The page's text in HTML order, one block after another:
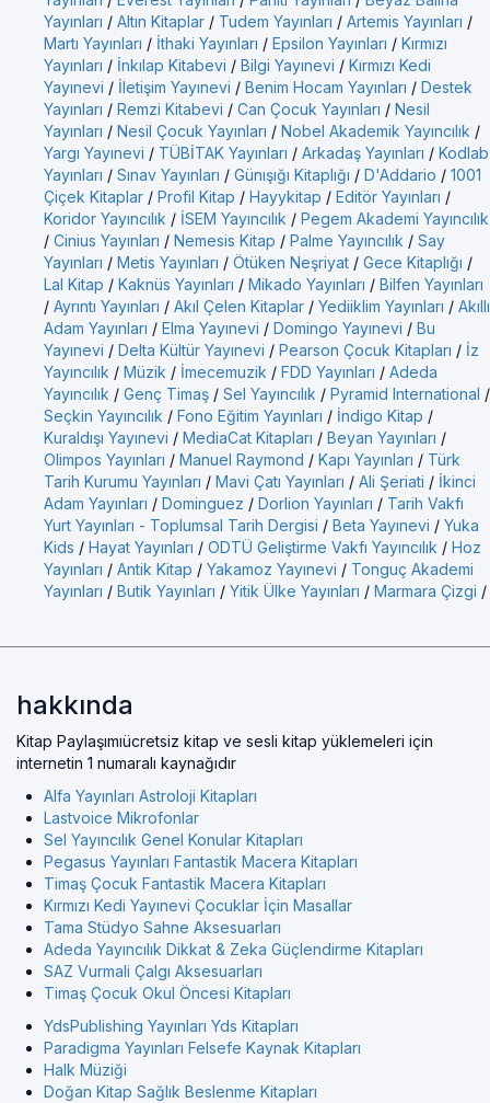
Yayınları / Altın Kitaplar / Tudem Yayınları / Artemis Yayınları /
Martı Yayınları / İthaki Yayınları / Epsilon Yayınları / Kırmızı
Yayınları / İnkılap Kitabevi / Bilgi Yayınevi / Kırmızı Kedi
Yayınevi / İletişim Yayınevi / Benim Hocam Yayınları / Destek
Yayınları / Remzi Kitabevi / Can Çocuk Yayınları / Nesil
Yayınları / Nesil Çocuk Yayınları / Nobel Akademik Yayıncılık /
Yargı Yayınevi / TÜBİTAK Yayınları / Arkadaş Yayınları / Kodlab
Yayınları / Sınav Yayınları / Günışığı Kitaplığı / D'Addario / 1001
Çiçek Kitaplar / Profil Kitap / Hayykitap / Editör Yayınları /
Koridor Yayıncılık / İSEM Yayıncılık / Pegem Akademi Yayıncılık
/ Cinius Yayınları / Nemesis Kitap / Palme Yayıncılık / Say
Yayınları / Metis Yayınları / Ötüken Neşriyat / Gece Kitaplığı /
Lal Kitap / Kaknüs Yayınları / Mikado Yayınları / Bilfen Yayınları
/ Ayrıntı Yayınları / Akıl Çelen Kitaplar / Yediiklim Yayınları / Akıllı
Adam Yayınları / Elma Yayınevi / Domingo Yayınevi / Bu
Yayınevi / Delta Kültür Yayınevi / Pearson Çocuk Kitapları / İz
Yayıncılık / Müzik / İmecemuzik / FDD Yayınları / Adeda
Yayıncılık / Genç Timaş / Sel Yayıncılık / Pyramid International /
Seçkin Yayıncılık / Fono Eğitim Yayınları / İndigo Kitap /
Kuraldışı Yayınevi / MediaCat Kitapları / Beyan Yayınları /
Olimpos Yayınları / Manuel Raymond / Kapı Yayınları / Türk
Tarih Kurumu Yayınları / Mavi Çatı Yayınları / Ali Şeriati / İkinci
Adam Yayınları / Dominguez / Dorlion Yayınları / Tarih Vakfı
Yurt Yayınları - Toplumsal Tarih Dergisi / Beta Yayınevi / Yuka
Kids / Hayat Yayınları / ODTÜ Geliştirme Vakfı Yayıncılık / Hoz
Yayınları / Antik Kitap / Yakamoz Yayınevi / Tonguç Akademi
Yayınları / Butik Yayınları / Yitik Ülke Yayınları / Marmara Çizgi /
hakkında
Kitap Paylaşımıücretsiz kitap ve sesli kitap yüklemeleri için
internetin 1 numaralı kaynağıdır
Alfa Yayınları Astroloji Kitapları
Lastvoice Mikrofonlar
Sel Yayıncılık Genel Konular Kitapları
Pegasus Yayınları Fantastik Macera Kitapları
Timaş Çocuk Fantastik Macera Kitapları
Kırmızı Kedi Yayınevi Çocuklar İçin Masallar
Tama Stüdyo Sahne Aksesuarları
Adeda Yayıncılık Dikkat & Zeka Güçlendirme Kitapları
SAZ Vurmali Çalgı Aksesuarları
Timaş Çocuk Okul Öncesi Kitapları
YdsPublishing Yayınları Yds Kitapları
Paradigma Yayınları Felsefe Kaynak Kitapları
Halk Müziği
Doğan Kitap Sağlık Beslenme Kitapları